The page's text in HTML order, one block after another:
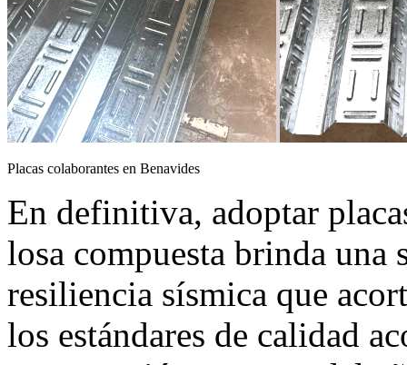
Placas colaborantes en Benavides
En definitiva, adoptar
losa compuesta brinda
resiliencia sísmica que
los estándares de calidad